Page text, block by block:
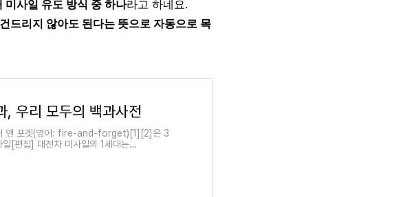
미사일 유도 방식 중 하나라고 하네요.
드리지 않아도 된다는 뜻으로 자동으로 목
우리 모두의 백과사전
앤 포겟(영어: fire-and-forget)[1][2]은 3
[편집] 대전차 미사일의 1세대는